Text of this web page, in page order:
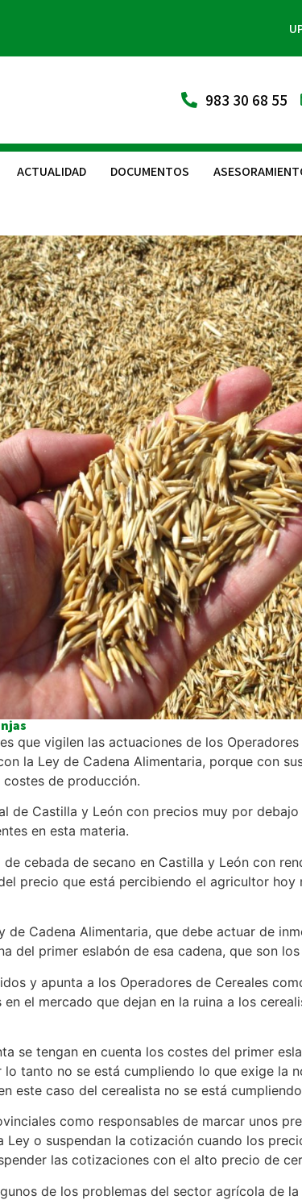
983 30 68 55
ACTUALIDAD DOCUMENTOS
que vigilen las actuaciones de los
la Ley de Cadena Alimentaria, porque con
de producción.
de Castilla y León con precios muy por
en esta materia.
cebada de secano en Castilla y León con
precio que está percibiendo el agricultor
Cadena Alimentaria, que debe actuar de
del primer eslabón de esa cadena, que son
y apunta a los Operadores de Cereales
el mercado que dejan en la ruina a los
se tengan en cuenta los costes del primer
tanto no se está cumpliendo lo que exige la
este caso del cerealista no se está
como responsables de marcar unos
o suspendan la cotización cuando los
las cotizaciones con el alto precio de
de los problemas del sector agrícola de